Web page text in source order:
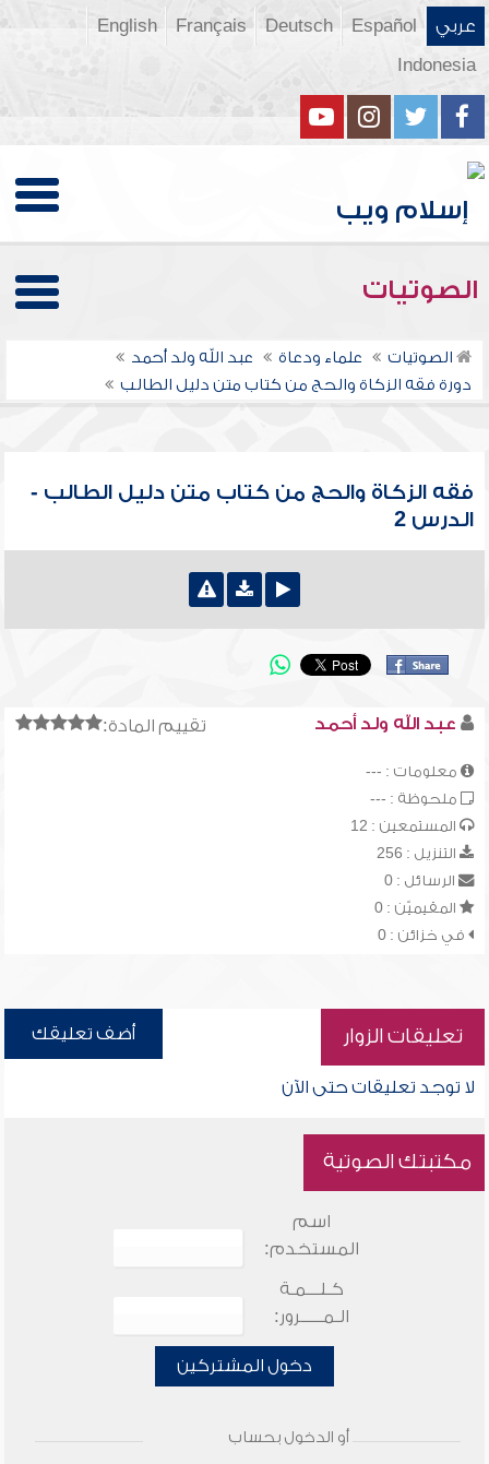
عربي Español
Deutsch
Français
English
Indonesia
الصوتيات
الصوتيات علماء ودعاة
عبد الله ولد أحمد
دورة فقه الزكاة والحج من كتاب متن دليل الطالب
فقه الزكاة والحج من كتاب متن دليل الطالب -
الدرس 2
تقييم المادة: عبد الله ولد أحمد
معلومات : ---
ملحوظة : ---
المستمعين : 12
التنزيل : 256
الرسائل : 0
المقيميّن : 0
في خزائن : 0
تعليقات الزوار أضف تعليقك
لا توجد تعليقات حتى الآن
مكتبتك الصوتية
اسم
المستخدم:
كـلـــمـة
الـمـــــرور:
دخول المشتركين
أو الدخول بحساب